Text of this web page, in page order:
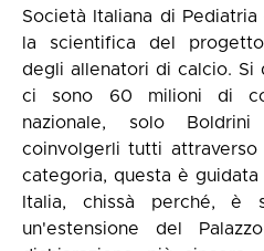
Società Italiana di
la scientifica del
degli allenatori di calcio. Si
ci sono 60 milioni di
nazionale, solo
coinvolgerli tutti attraverso
categoria, questa è
Italia, chissà perché, è
un'estensione del